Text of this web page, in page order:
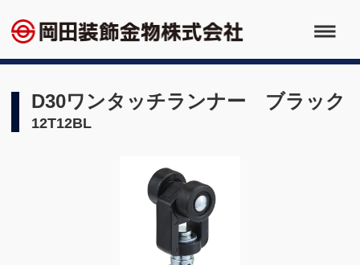
D30ワンタッチランナー ブラック
12T12BL